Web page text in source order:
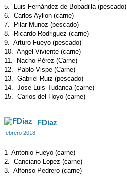
5.- Luis Fernández de Bobadilla (pescado)
6.- Carlos Ayllon (carne)
7.- Pilar Munoz (pescado)
8.- Ricardo Rodriguez (carne)
9.- Arturo Fueyo (pescado)
10.- Angel Viviente (carne)
11.- Nacho Pérez (Carne)
12.- Pablo Vispe (Carne)
13.- Gabriel Ruiz (pescado)
14.- Jose Luis Tudanca (carne)
15.- Carlos del Hoyo (carne)
FDiaz
febrero 2018
1- Antonio Fueyo (carne)
2.- Canciano Lopez (carne)
3.- Alfonso Pedrero (carne)